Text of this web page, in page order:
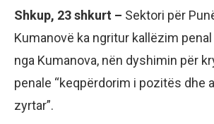
Shkup, 23 shkurt – Sektori për
Kumanovë ka ngritur kallëzim penal
nga Kumanova, nën dyshimin për
penale “keqpërdorim i pozitës dhe
zyrtar”.